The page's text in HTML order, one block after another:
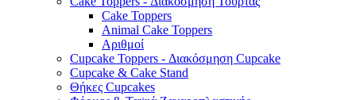
Cake Toppers
Animal Cake Toppers
Αριθμοί
Cupcake Toppers - Διακόσμηση Cupcake
Cupcake & Cake Stand
Θήκες Cupcakes